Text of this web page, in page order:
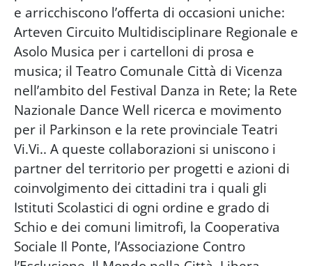
e arricchiscono l’offerta di occasioni uniche:
Arteven Circuito Multidisciplinare Regionale e
Asolo Musica per i cartelloni di prosa e
musica; il Teatro Comunale Città di Vicenza
nell’ambito del Festival Danza in Rete; la Rete
Nazionale Dance Well ricerca e movimento
per il Parkinson e la rete provinciale Teatri
Vi.Vi.. A queste collaborazioni si uniscono i
partner del territorio per progetti e azioni di
coinvolgimento dei cittadini tra i quali gli
Istituti Scolastici di ogni ordine e grado di
Schio e dei comuni limitrofi, la Cooperativa
Sociale Il Ponte, l’Associazione Contro